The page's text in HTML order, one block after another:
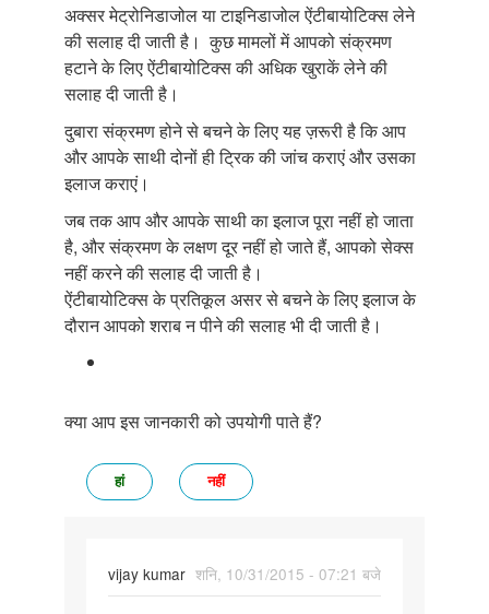
अक्सर मेट्रोनिडाजोल या टाइनिडाजोल ऐंटीबायोटिक्स लेने
की सलाह दी जाती है। कुछ मामलों में आपको संक्रमण
हटाने के लिए ऐंटीबायोटिक्स की अधिक खुराकें लेने की
सलाह दी जाती है।
दुबारा संक्रमण होने से बचने के लिए यह ज़रूरी है कि आप
और आपके साथी दोनों ही ट्रिक की जांच कराएं और उसका
इलाज कराएं।
जब तक आप और आपके साथी का इलाज पूरा नहीं हो जाता
है, और संक्रमण के लक्षण दूर नहीं हो जाते हैं, आपको सेक्स
नहीं करने की सलाह दी जाती है।
ऐंटीबायोटिक्स के प्रतिकूल असर से बचने के लिए इलाज के
दौरान आपको शराब न पीने की सलाह भी दी जाती है।
क्या आप इस जानकारी को उपयोगी पाते हैं?
हां नहीं
vijay kumar शनि, 10/31/2015 - 07:21 बजे